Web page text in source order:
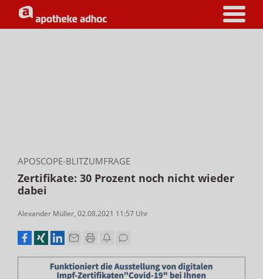
APOSCOPE-BLITZUMFRAGE
Zertifikate: 30 Prozent noch nicht wieder
dabei
Alexander Müller, 02.08.2021 11:57 Uhr